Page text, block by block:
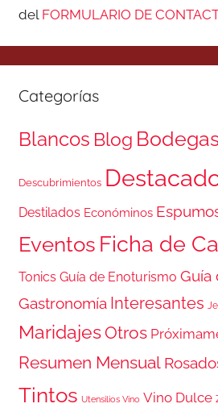
del FORMULARIO DE
Categorías
Blancos Blog
Descubrimientos
Destilados Económinos
Eventos Ficha de
Tonics Guía de Enoturismo Guía
Gastronomía Interesantes
MaridajesOtros
Resumen Mensual
Tintos Utensilios Vino Vino Dulce